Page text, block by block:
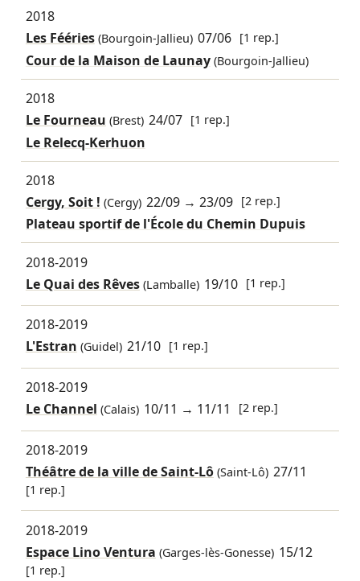
2018
Les Fééries(Bourgoin-Jallieu) 07/06 [1 rep.]
Cour de la Maison de Launay (Bourgoin-Jallieu)
2018
Le Fourneau (Brest) 24/07 [1 rep.]
Le Relecq-Kerhuon
2018
Cergy, Soit ! (Cergy) 22/09 →23/09 [2 rep.]
Plateau sportif de l'École du Chemin Dupuis
2018-2019
Le Quai des Rêves(Lamballe) 19/10 [1 rep.]
2018-2019
L'Estran (Guidel) 21/10 [1 rep.]
2018-2019
Le Channel (Calais) 10/11 → 11/11 [2 rep.]
2018-2019
Théâtre de la ville de Saint-Lô(Saint-Lô) 27/11
[1 rep.]
2018-2019
Espace Lino Ventura (Garges-lès-Gonesse) 15/12
[1 rep.]